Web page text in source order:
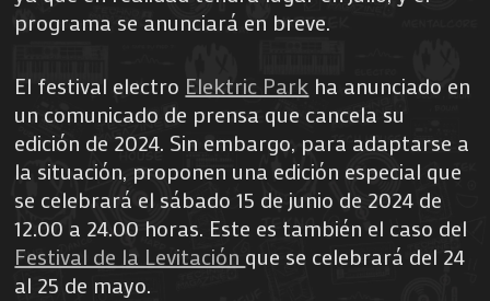
programa se anunciará en breve.
El festival electro Elektric Park ha anunciado en
un comunicado de prensa que cancela su
edición de 2024. Sin embargo, para adaptarse a
la situación, proponen una edición especial que
se celebrará el sábado 15 de junio de 2024 de
12.00 a 24.00 horas. Este es también el caso del
Festival de la Levitación que se celebrará del 24
al 25 de mayo.